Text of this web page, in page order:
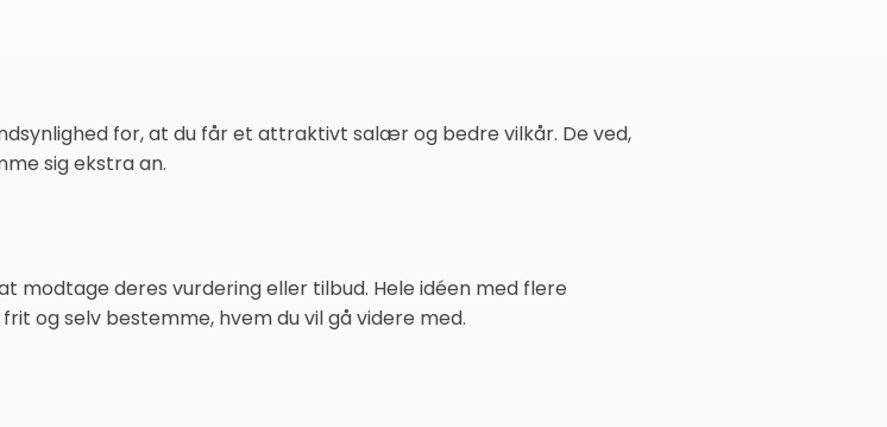
for, at du får et attraktivt salær og bedre vilkår. De ved,
sig ekstra an.
deres vurdering eller tilbud. Hele idéen med flere
og selv bestemme, hvem du vil gå videre med.